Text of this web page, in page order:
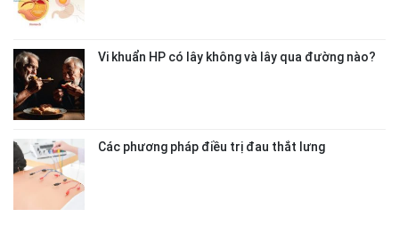
Vi khuẩn HP có lây không và lây qua đường nào?
Các phương pháp điều trị đau thắt lưng